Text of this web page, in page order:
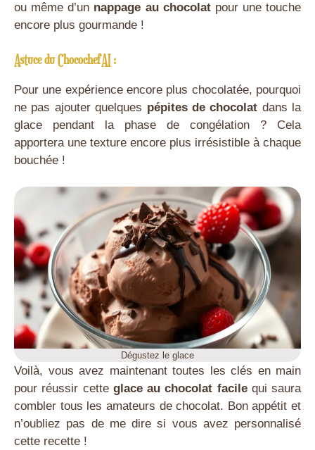
ou même d’un nappage au chocolatpour une touche
encore plus gourmande !
Astuce du ChocochefAI :
Pour une expérience encore plus chocolatée, pourquoi
ne pas ajouter quelques pépites de chocolat dans la
glace pendant la phase de congélation ? Cela
apportera une texture encore plus irrésistible à chaque
bouchée !
Dégustez le glace
Voilà, vous avez maintenant toutes les clés en main
pour réussir cette glace au chocolat facilequi saura
combler tous les amateurs de chocolat. Bon appétit et
n’oubliez pas de me dire si vous avez personnalisé
cette recette !